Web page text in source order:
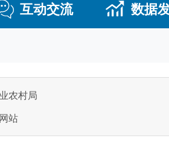
互动交流 数据
农村局
站